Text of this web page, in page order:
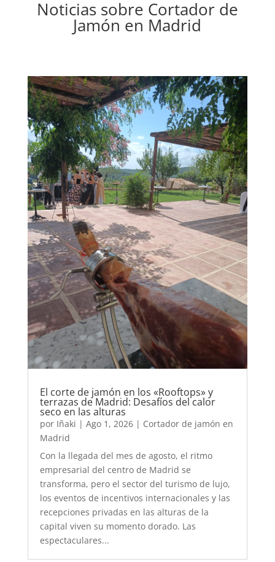
Noticias sobre Cortador de
Jamón en Madrid
El corte de jamón en los «Rooftops» y
terrazas de Madrid: Desafíos del calor
seco en las alturas
por Iñaki | Ago 1, 2026| Cortador de jamón en
Madrid
Con la llegada del mes de agosto, el ritmo
empresarial del centro de Madrid se
transforma, pero el sector del turismo de lujo,
los eventos de incentivos internacionales y las
recepciones privadas en las alturas de la
capital viven su momento dorado. Las
espectaculares...